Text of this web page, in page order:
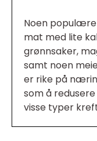
Noen
mat med lite
grønnsaker,
samt noen
er rike på
som å
visse typer